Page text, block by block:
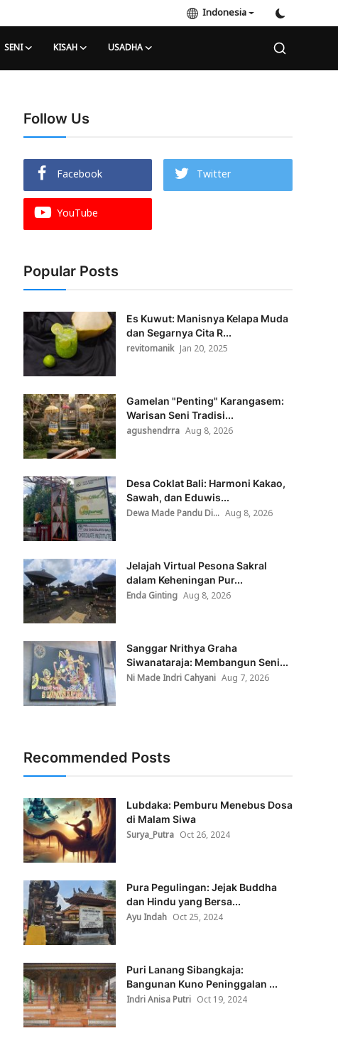
Indonesia
SENI KISAH USADHA
Follow Us
Facebook
Twitter
YouTube
Popular Posts
Es Kuwut: Manisnya Kelapa Muda
dan Segarnya Cita R...
revitomanik Jan 20, 2025
Gamelan "Penting" Karangasem:
Warisan Seni Tradisi...
agushendrra Aug 8, 2026
Desa Coklat Bali: Harmoni Kakao,
Sawah, dan Eduwis...
Dewa Made Pandu Di... Aug 8, 2026
Jelajah Virtual Pesona Sakral
dalam Keheningan Pur...
Enda Ginting Aug 8, 2026
Sanggar Nrithya Graha
Siwanataraja: Membangun Seni...
Ni Made Indri Cahyani Aug 7, 2026
Recommended Posts
Lubdaka: Pemburu Menebus Dosa
di Malam Siwa
Surya_Putra Oct 26, 2024
Pura Pegulingan: Jejak Buddha
dan Hindu yang Bersa...
Ayu Indah Oct 25, 2024
Puri Lanang Sibangkaja:
Bangunan Kuno Peninggalan ...
Indri Anisa Putri Oct 19, 2024